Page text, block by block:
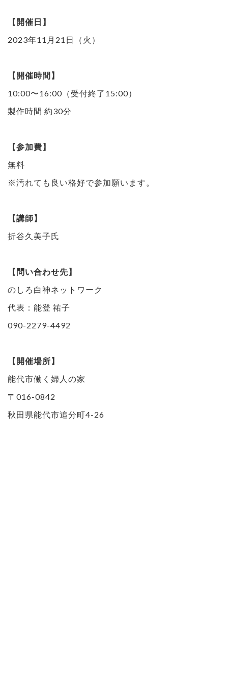
【開催日】
2023年11月21日（火）
【開催時間】
10:00〜16:00（受付終了15:00）
製作時間 約30分
【参加費】
無料
※汚れても良い格好で参加願います。
【講師】
折谷久美子氏
【問い合わせ先】
のしろ白神ネットワーク
代表：能登 祐子
090-2279-4492
【開催場所】
能代市働く婦人の家
〒016-0842
秋田県能代市追分町4-26